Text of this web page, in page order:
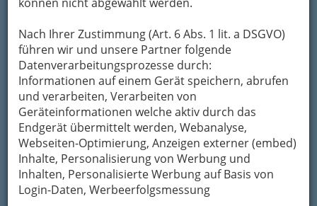
Nach Ihrer Zustimmung (Art. 6 Abs. 1 lit. a DSGVO)
führen wir und unsere Partner folgende
Datenverarbeitungsprozesse durch:
Informationen auf einem Gerät speichern, abrufen
und verarbeiten, Verarbeiten von
Geräteinformationen welche aktiv durch das
Endgerät übermittelt werden, Webanalyse,
Webseiten-Optimierung, Anzeigen externer (embed)
Inhalte, Personalisierung von Werbung und
Inhalten, Personalisierte Werbung auf Basis von
Login-Daten, Werbeerfolgsmessung
Mein Name
Meine Email Adresse
Mein Betreff
Meine Nachricht